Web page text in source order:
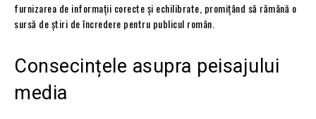
furnizarea de informații corecte și echilibrate, promițând să rămână o
sursă de știri de încredere pentru publicul român.
Consecințele asupra peisajului
media